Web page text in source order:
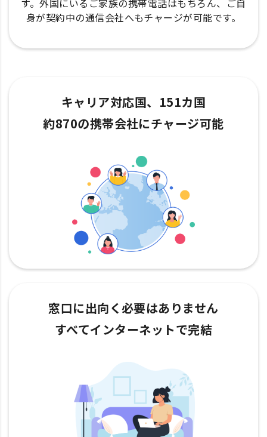
身が契約中の通信会社へもチャージが可能です。
キャリア対応国、151カ国
約870の携帯会社にチャージ可能
窓口に出向く必要はありません
すべてインターネットで完結